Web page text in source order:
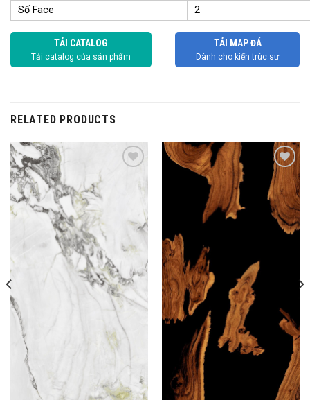
Số Face
2
TẢI CATALOG
Tải catalog của sản phẩm
TẢI MAP ĐÁ
Dành cho kiến trúc sư
RELATED PRODUCTS
wishlist
Add to
wishlist